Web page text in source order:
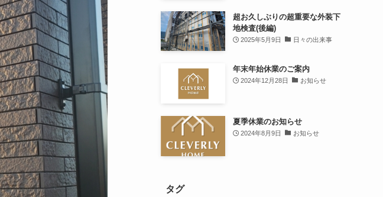
超お久しぶりの超重要な外装下
地検査(後編)
2025年5月9日 日々の出来事
年末年始休業のご案内
2024年12月28日 お知らせ
夏季休業のお知らせ
2024年8月9日 お知らせ
タグ